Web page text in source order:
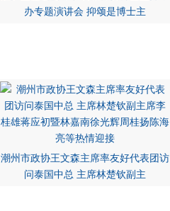
办专题演讲会 抑颂是博士主
潮州市政协王文森主席率友好代表团访
问泰国中总 主席林楚钦副主